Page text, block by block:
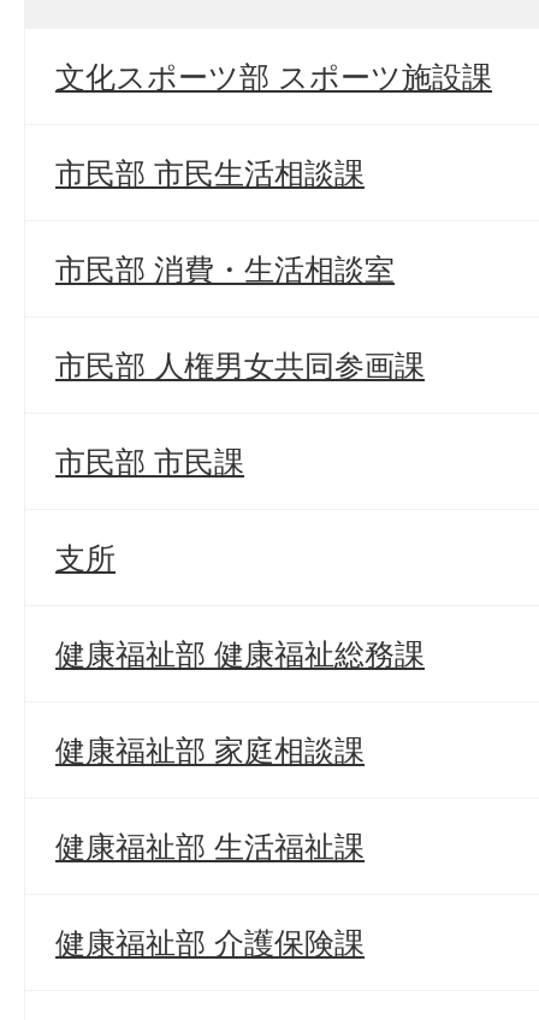
文化スポーツ部 スポーツ施設課
市民部 市民生活相談課
市民部 消費・生活相談室
市民部 人権男女共同参画課
市民部 市民課
支所
健康福祉部 健康福祉総務課
健康福祉部 家庭相談課
健康福祉部 生活福祉課
健康福祉部 介護保険課